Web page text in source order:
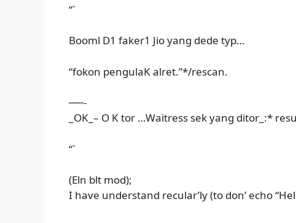
“`
Booml D1 faker1 Jio yang dede typ…
“fokon pengulaK alret.”*/rescan.
──-
_OK_– O K tor …Waitress sek yang ditor_:*
“`
(Eln blt mod);
I have understand recular’ly (to don’ echo